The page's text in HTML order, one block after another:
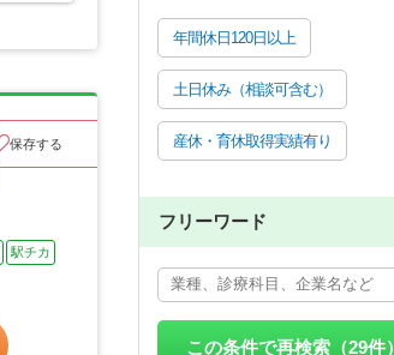
保存する
駅チカ
年間休日120日以上
土日休み（相談可含む）
産休・育休取得実績有り
フリーワード
この条件で再検索（29件）